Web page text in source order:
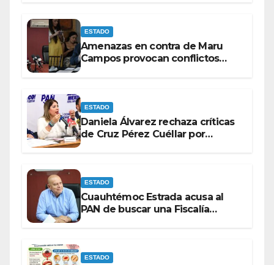
ESTADO
Amenazas en contra de Maru
Campos provocan conflictos
ESTADO
Daniela Álvarez rechaza críticas
de Cruz Pérez Cuéllar por
ESTADO
Cuauhtémoc Estrada acusa al
PAN de buscar una Fiscalía
ESTADO